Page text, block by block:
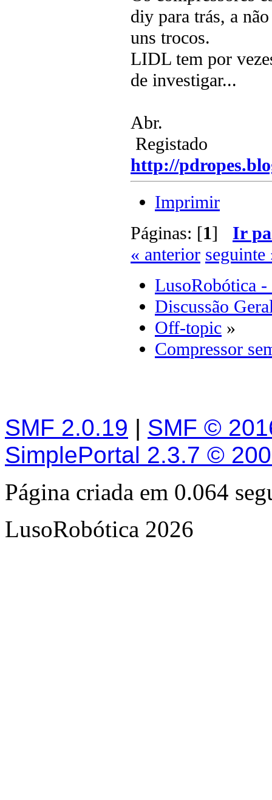
diy para trás, a
uns trocos.
LIDL tem por
de investigar...
Abr.
Registado
http://
Imprimir
Páginas: [1] Ir
« anterior seguinte
LusoRobótica -
Discussão
Off-topic »
Compressor
SMF 2.0.19 | SMF ©
SimplePortal 2.3.7 ©
Página criada em 0.064
LusoRobótica 2026